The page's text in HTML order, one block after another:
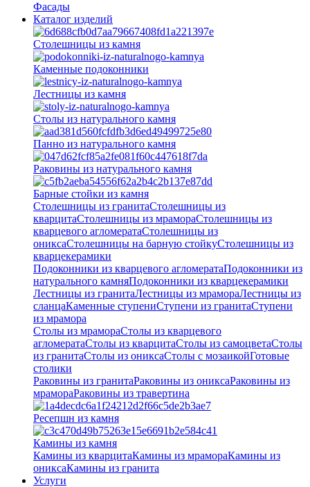
Фасады
Каталог изделий
Столешницы из камня
Каменные подоконники
Лестницы из камня
Столы из натурального камня
Панно из натурального камня
Раковины из натурального камня
Барные стойки из камня
Столешницы из гранитаСтолешницы из
кварцитаСтолешницы из мрамораСтолешницы из
кварцевого агломератаCтолешницы из
ониксаСтолешницы на барную стойкуСтолешницы из
кварцекерамики
Подоконники из кварцевого агломератаПодоконники из
натурального камняПодоконники из кварцекерамики
Лестницы из гранитаЛестницы из мрамораЛестницы из
сланцаКаменные ступениСтупени из гранитаСтупени
из мрамора
Столы из мрамораСтолы из кварцевого
агломератаСтолы из кварцитаСтолы из самоцветаСтолы
из гранитаСтолы из ониксаСтолы с мозаикойГотовые
столики
Раковины из гранитаРаковины из ониксаРаковины из
мрамораРаковины из травертина
Ресепшн из камня
Камины из камня
Камины из кварцитаКамины из мрамораКамины из
ониксаКамины из гранита
Услуги